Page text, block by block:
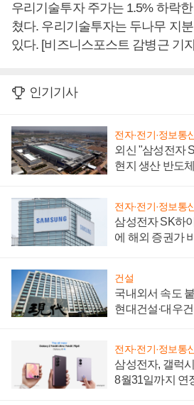
우리기술투자 주가는 1.5% 하락
쳤다. 우리기술투자는 두나무 지
있다. [비즈니스포스트 감병근 기
인기기사
전자·전기·정보통
외신 "삼성전자
현지 생산 반도
전자·전기·정보통
삼성전자 SK하
에 해외 증권가
건설
국내외서 속도
현대건설·대우
전자·전기·정보통
삼성전자, 갤럭
8월31일까지 연